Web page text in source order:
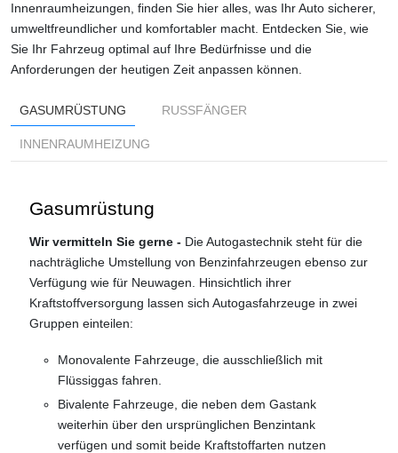
Innenraumheizungen, finden Sie hier alles, was Ihr Auto sicherer,
umweltfreundlicher und komfortabler macht. Entdecken Sie, wie
Sie Ihr Fahrzeug optimal auf Ihre Bedürfnisse und die
Anforderungen der heutigen Zeit anpassen können.
GASUMRÜSTUNG RUSSFÄNGER
INNENRAUMHEIZUNG
Gasumrüstung
Wir vermitteln Sie gerne - Die Autogastechnik steht für die
nachträgliche Umstellung von Benzinfahrzeugen ebenso zur
Verfügung wie für Neuwagen. Hinsichtlich ihrer
Kraftstoffversorgung lassen sich Autogasfahrzeuge in zwei
Gruppen einteilen:
Monovalente Fahrzeuge, die ausschließlich mit
Flüssiggas fahren.
Bivalente Fahrzeuge, die neben dem Gastank
weiterhin über den ursprünglichen Benzintank
verfügen und somit beide Kraftstoffarten nutzen